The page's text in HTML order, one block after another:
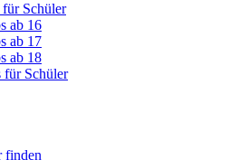
Schüler
ab 16
ab 17
ab 18
für Schüler
finden